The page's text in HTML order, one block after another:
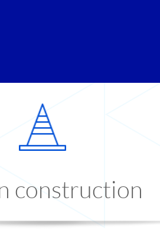
construction